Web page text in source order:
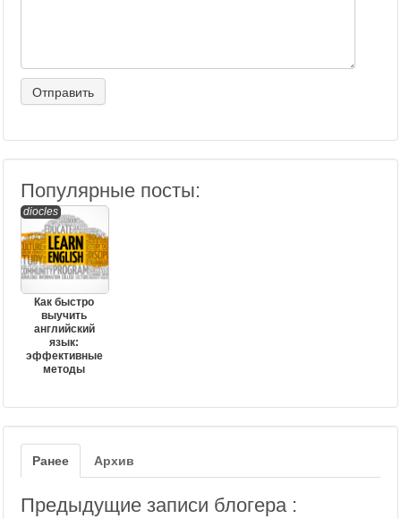
Популярные посты:
diocles
Как быстро
выучить
английский
язык:
эффективные
методы
Ранее Архив
Предыдущие записи блогера :